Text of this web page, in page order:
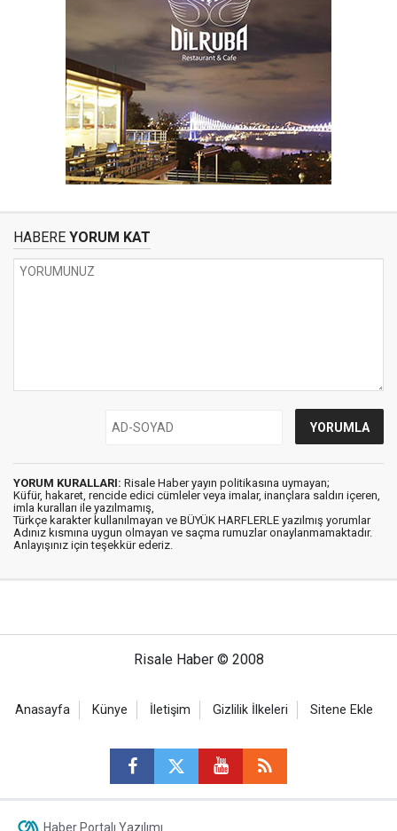
HABERE YORUM KAT
YORUM KURALLARI: Risale Haber yayın politikasına uymayan;
Küfür, hakaret, rencide edici cümleler veya imalar, inançlara saldırı içeren,
imla kuralları ile yazılmamış,
Türkçe karakter kullanılmayan ve BÜYÜK HARFLERLE yazılmış yorumlar
Adınız kısmına uygun olmayan ve saçma rumuzlar onaylanmamaktadır.
Anlayışınız için teşekkür ederiz.
Risale Haber © 2008
Anasayfa Künye İletişim Gizlilik İlkeleri Sitene Ekle
Haber Portalı Yazılımı